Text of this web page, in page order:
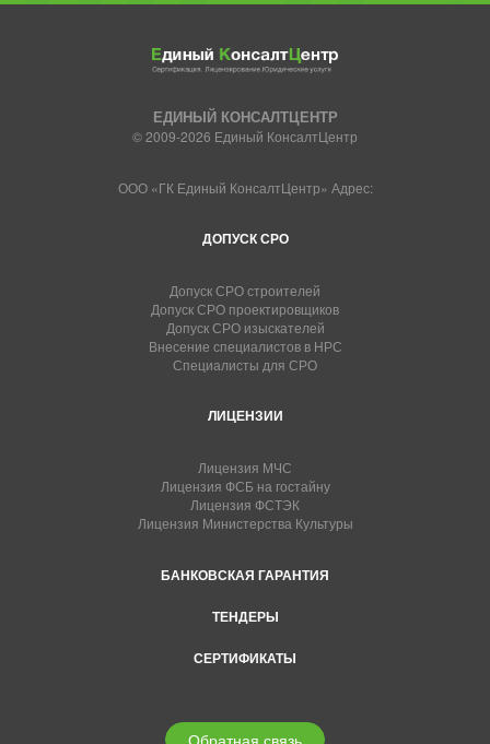
ЕДИНЫЙ КОНСАЛТЦЕНТР
© 2009-2026 Единый КонсалтЦентр
ООО «ГК Единый КонсалтЦентр» Адрес:
ДОПУСК СРО
Допуск СРО строителей
Допуск СРО проектировщиков
Допуск СРО изыскателей
Внесение специалистов в НРС
Специалисты для СРО
ЛИЦЕНЗИИ
Лицензия МЧС
Лицензия ФСБ на гостайну
Лицензия ФСТЭК
Лицензия Министерства Культуры
БАНКОВСКАЯ ГАРАНТИЯ
ТЕНДЕРЫ
СЕРТИФИКАТЫ
Обратная связь